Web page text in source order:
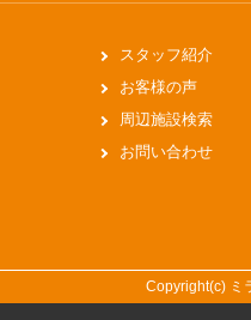
スタッフ紹介
お客様の声
周辺施設検索
お問い合わせ
Copyright(c) ミ